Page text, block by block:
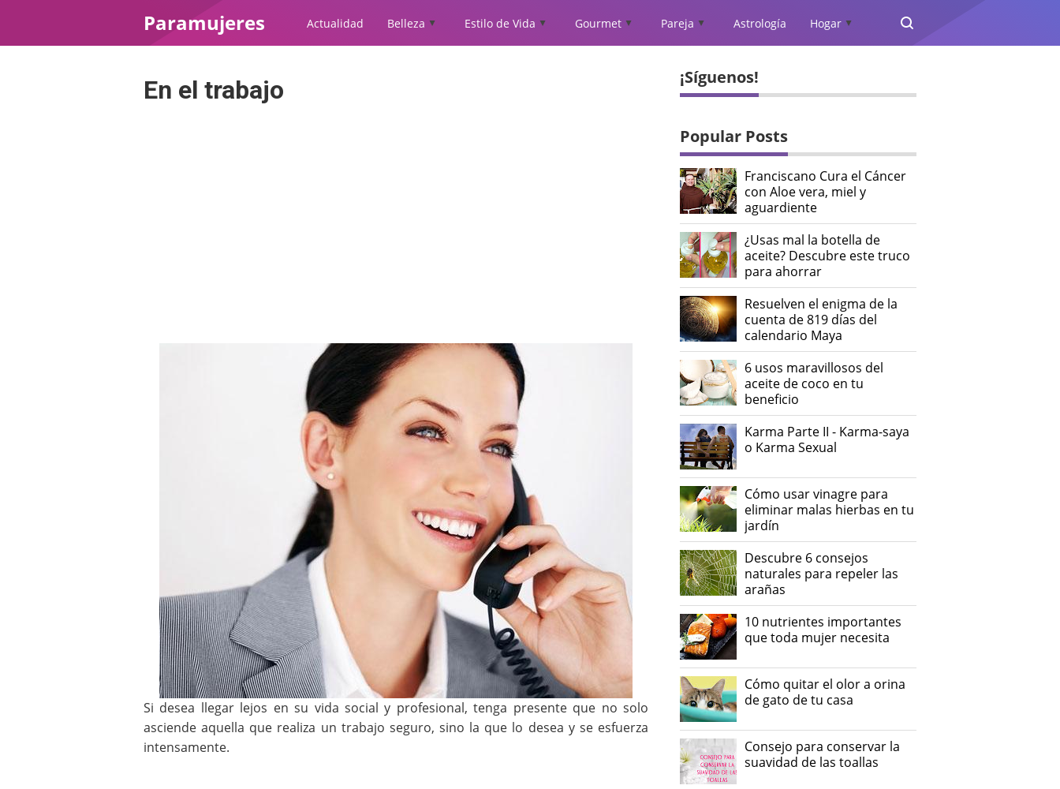
Paramujeres Actualidad Belleza ▲ Estilo de Vida ▲ Gourmet ▲ Pareja ▲ Astrología Hogar ▲
En el trabajo
Si desea llegar lejos en su vida social y profesional, tenga presente que no solo
asciende aquella que realiza un trabajo seguro, sino la que lo desea y se esfuerza
intensamente.
¡Síguenos!
Popular Posts
Franciscano Cura el Cáncer
con Aloe vera, miel y
aguardiente
¿Usas mal la botella de
aceite? Descubre este truco
para ahorrar
Resuelven el enigma de la
cuenta de 819 días del
calendario Maya
6 usos maravillosos del
aceite de coco en tu
beneficio
Karma Parte II - Karma-saya
o Karma Sexual
Cómo usar vinagre para
eliminar malas hierbas en tu
jardín
Descubre 6 consejos
naturales para repeler las
arañas
10 nutrientes importantes
que toda mujer necesita
Cómo quitar el olor a orina
de gato de tu casa
Consejo para conservar la
suavidad de las toallas